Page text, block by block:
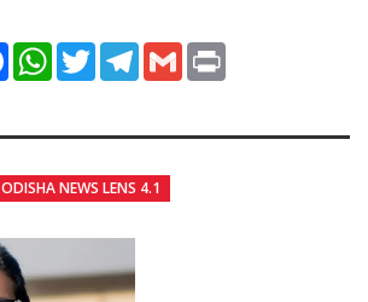
FacebookWhatsApp
TwitterTelegram
Gmail
ODISHA NEWS LENS 4.1